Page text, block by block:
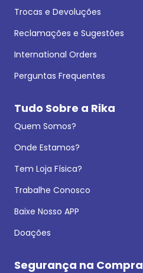
Trocas e Devoluções
Reclamações e Sugestões
International Orders
Perguntas Frequentes
Tudo Sobre a Rika
Quem Somos?
Onde Estamos?
Tem Loja Física?
Trabalhe Conosco
Baixe Nosso APP
Doações
Segurança na Compra